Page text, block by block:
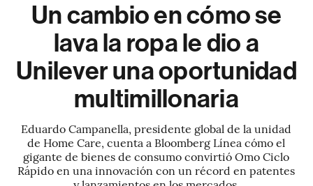
Un cambio en cómo se
lava la ropa le dio a
Unilever una oportunidad
multimillonaria
Eduardo Campanella, presidente global de la unidad
de Home Care, cuenta a Bloomberg Línea cómo el
gigante de bienes de consumo convirtió Omo Ciclo
Rápido en una innovación con un récord en patentes